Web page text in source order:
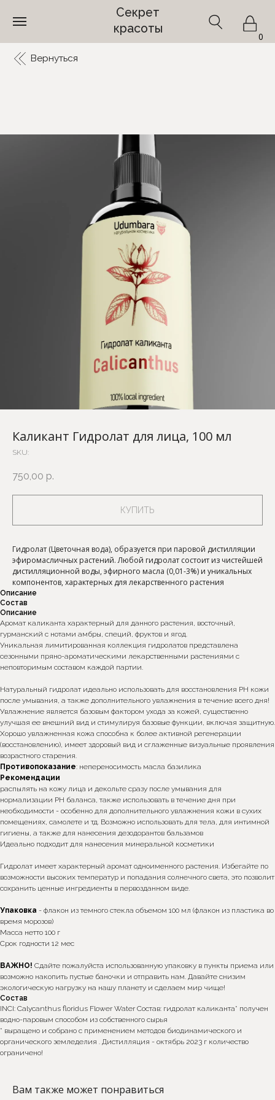
Вернуться
Каликант Гидролат для лица, 100 мл
SKU:
750,00 р.
КУПИТЬ
Гидролат (Цветочная вода), образуется при паровой дистилляции
эфиромасличных растений. Любой гидролат состоит из чистейшей
дистилляционной воды, эфирного масла (0,01-3%) и уникальных
компонентов, характерных для лекарственного растения
Описание
Состав
Описание
Аромат каликанта характерный для данного растения, восточный,
гурманский с нотами амбры, специй, фруктов и ягод.
Уникальная лимитированная коллекция гидролатов представлена
сезонными пряно-ароматическими лекарственными растениями с
неповторимым составом каждой партии.
Натуральный гидролат идеально использовать для восстановления РН кожи
после умывания, а также дополнительного увлажнения в течение всего дня!
Увлажнение является базовым фактором ухода за кожей, существенно
улучшая ее внешний вид и стимулируя базовые функции, включая защитную.
Хорошо увлажненная кожа способна к более активной регенерации
(восстановлению), имеет здоровый вид и сглаженные визуальные проявления
возрастного старения.
Противопоказание: непереносимость масла базилика
Рекомендации
распылять на кожу лица и декольте сразу после умывания для
нормализации РН баланса, также использовать в течение дня при
необходимости - особенно для дополнительного увлажнения кожи в сухих
помещениях, самолете и тд. Возможно использовать для тела, для интимной
гигиены, а также для нанесения дезодорантов бальзамов
Идеально подходит для нанесения минеральной косметики
Гидролат имеет характерный аромат одноименного растения. Избегайте по
возможности высоких температур и попадания солнечного света, это позволит
сохранить ценные ингредиенты в первозданном виде.
Упаковка - флакон из темного стекла объемом 100 мл (флакон из пластика во
время морозов)
Масса нетто 100 г
Срок годности 12 мес
ВАЖНО! Сдайте пожалуйста использованную упаковку в пункты приема или
возможно накопить пустые баночки и отправить нам. Давайте снизим
экологическую нагрузку на нашу планету и сделаем мир чище!
Состав
INCI: Calycanthus floridus Flower Water Состав: гидролат каликанта* получен
водно-паровым способом из собственного сырья
* выращено и собрано с применением методов биодинамического и
органического земледелия . Дистилляция - октябрь 2023 г количество
ограничено!
Вам также может понравиться
*Интернет-магазин skecobeauty.com не несёт ответственности
за продукцию, купленную на интернет ресурсах (авито,